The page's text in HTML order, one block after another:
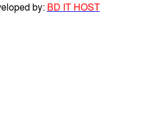
by: BD IT HOST